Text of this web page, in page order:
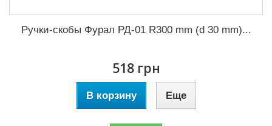
Ручки-скобы Фурал РД-01 R300 mm (d 30 mm)...
518 грн
В корзину Еще